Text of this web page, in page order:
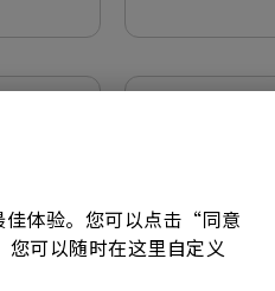
佳体验。您可以点击“同意
可以随时在这里自定义
or later
Display
操作系统:
OS Version: